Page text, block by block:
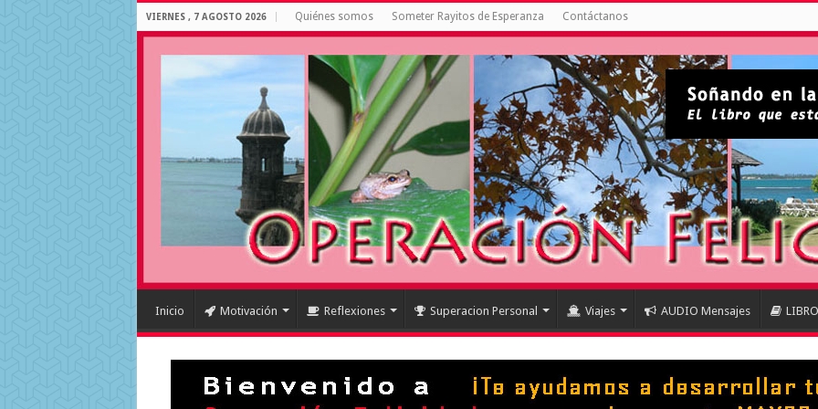
VIERNES , 7 AGOSTO 2026 Quiénes somos Someter Rayitos de Esperanza Contáctanos
Inicio Motivación Reflexiones Superacion Personal Viajes AUDIO Mensajes